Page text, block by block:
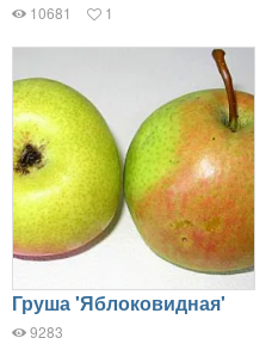
10681 1
Груша 'Яблоковидная'
9283